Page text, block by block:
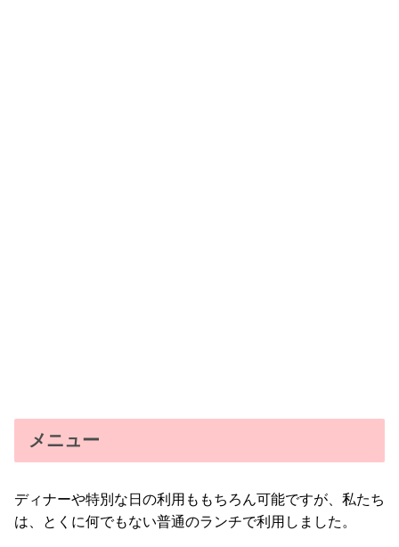
メニュー
ディナーや特別な日の利用ももちろん可能ですが、私たち
は、とくに何でもない普通のランチで利用しました。